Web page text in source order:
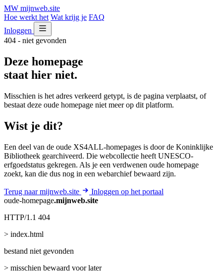
MW mijnweb.site
Hoe werkt het Wat krijg je FAQ
Inloggen
404 - niet gevonden
Deze homepage
staat hier niet.
Misschien is het adres verkeerd getypt, is de pagina verplaatst, of
bestaat deze oude homepage niet meer op dit platform.
Wist je dit?
Een deel van de oude XS4ALL-homepages is door de Koninklijke
Bibliotheek gearchiveerd. Die webcollectie heeft UNESCO-
erfgoedstatus gekregen. Als je een verdwenen oude homepage
zoekt, kan die dus nog in een webarchief bewaard zijn.
Terug naar mijnweb.site
Inloggen op het portaal
oude-homepage.mijnweb.site
HTTP/1.1 404
> index.html
bestand niet gevonden
> misschien bewaard voor later